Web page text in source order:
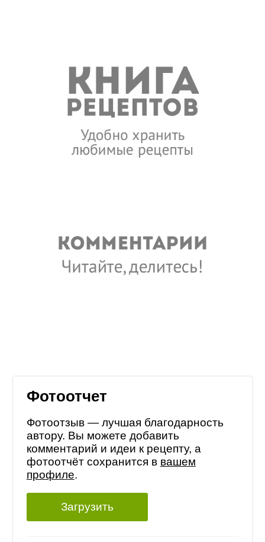
Фотоотчет
Фотоотзыв — лучшая благодарность
автору. Вы можете добавить
комментарий и идеи к рецепту, а
фотоотчёт сохранится в вашем
профиле.
Загрузить